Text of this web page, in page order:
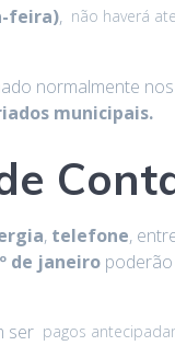
feira), não haverá
normalmente
municipais.
, telefone,
de janeiro
ser pagos